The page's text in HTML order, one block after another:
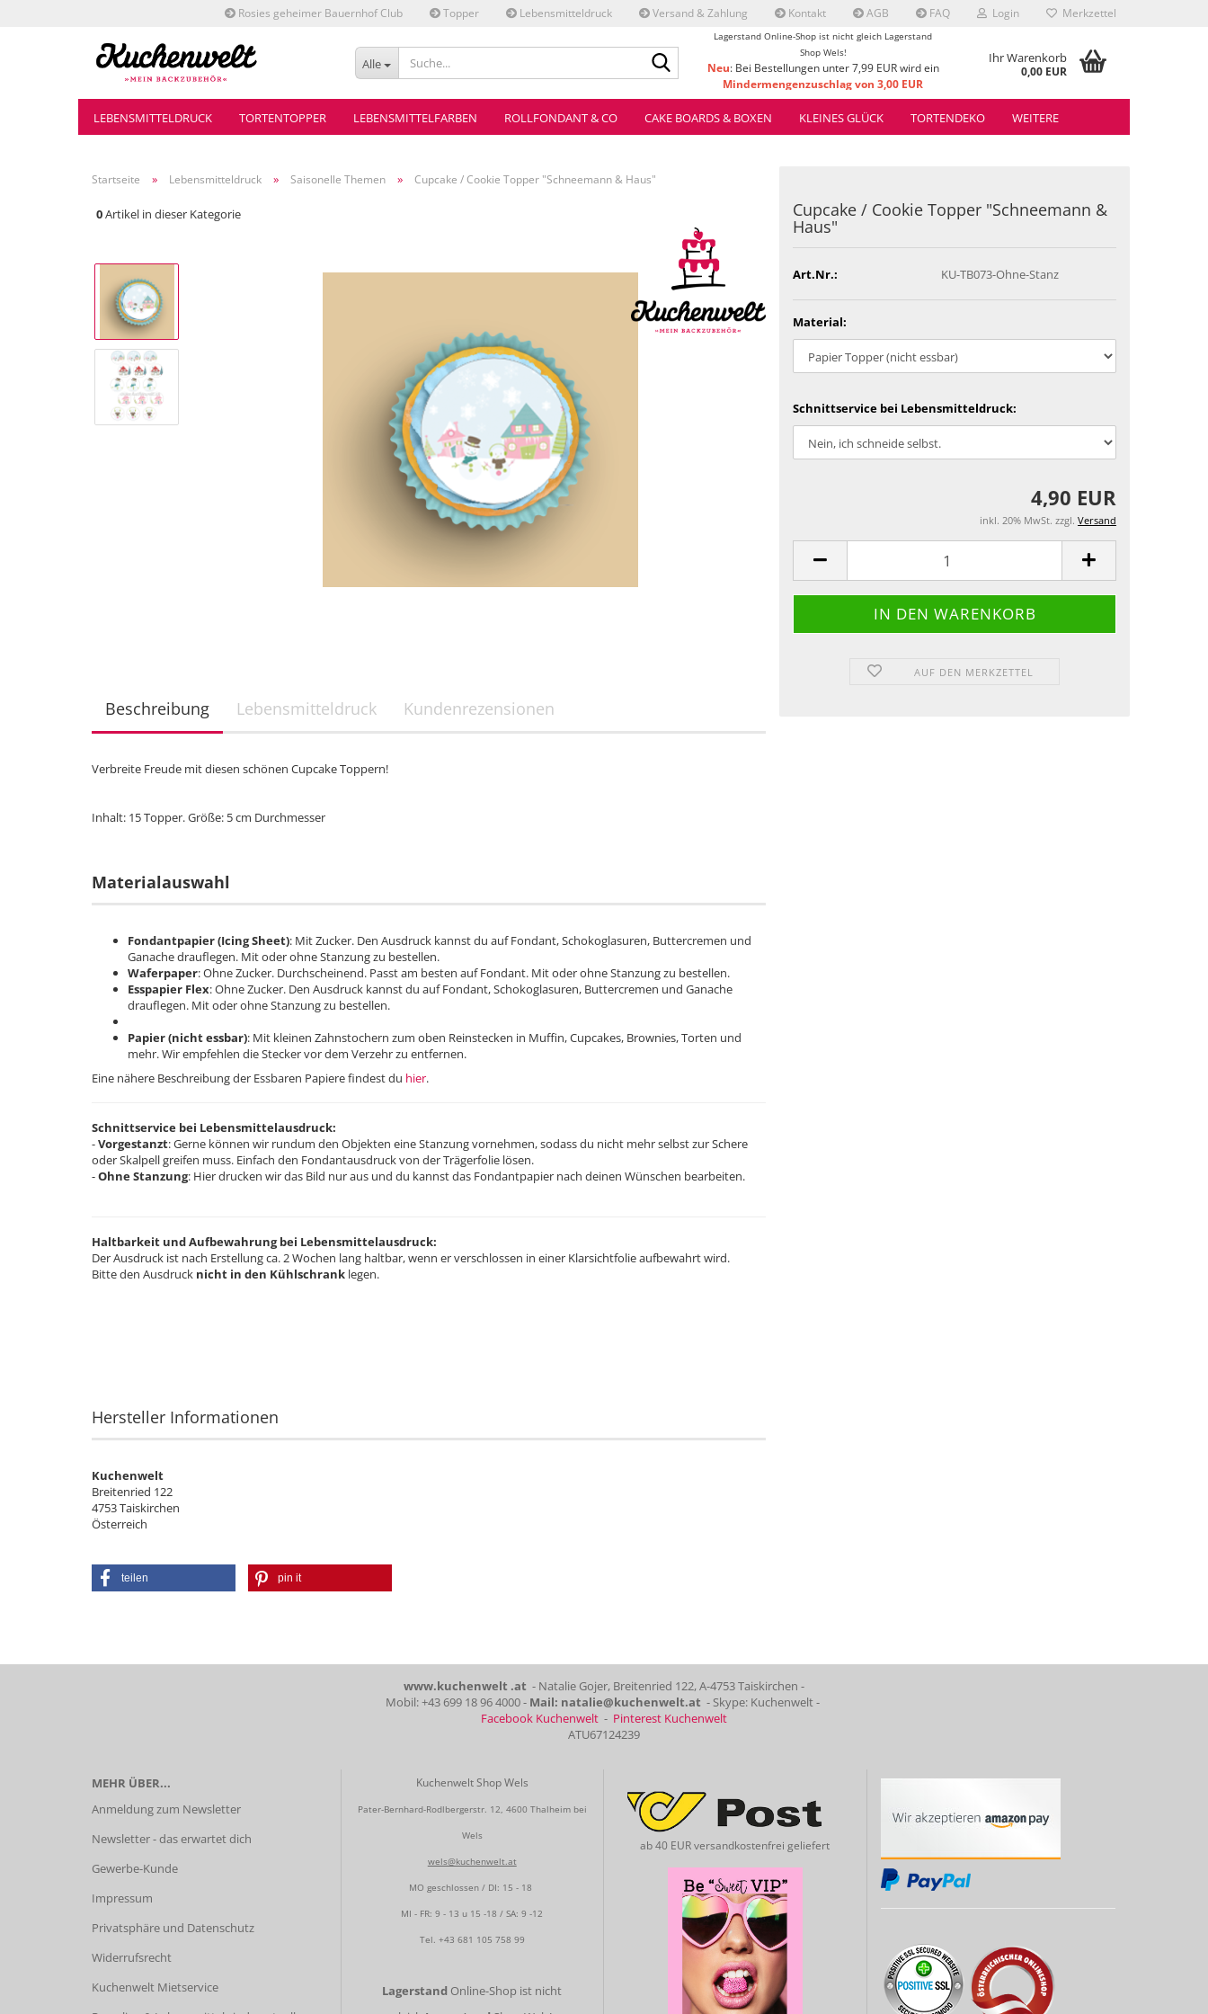
Rosies geheimer Bauernhof Club Topper Lebensmitteldruck Versand & Zahlung Kontakt AGB FAQ Login Merkzettel
Alle
Lagerstand Online-Shop ist nicht gleich Lagerstand
Shop Wels!
Neu: Bei Bestellungen unter 7,99 EUR wird ein
Mindermengenzuschlag von 3,00 EUR
verrechnet.
Ihr Warenkorb
0,00 EUR
LEBENSMITTELDRUCK TORTENTOPPER LEBENSMITTELFARBEN ROLLFONDANT & CO CAKE BOARDS & BOXEN KLEINES GLÜCK TORTENDEKO WEITERE
Startseite » Lebensmitteldruck » Saisonelle Themen » Cupcake / Cookie Topper "Schneemann & Haus"
0Artikel in dieser Kategorie Cupcake / Cookie Topper "Schneemann &
Haus"
Art.Nr.: KU-TB073-Ohne-Stanz
Material:
Schnittservice bei Lebensmitteldruck:
4,90 EUR
inkl. 20% MwSt. zzgl. Versand
AUF DEN MERKZETTEL
Beschreibung Lebensmitteldruck Kundenrezensionen
Verbreite Freude mit diesen schönen Cupcake Toppern!
Inhalt: 15 Topper. Größe: 5 cm Durchmesser
Materialauswahl
Fondantpapier (Icing Sheet): Mit Zucker. Den Ausdruck kannst du auf Fondant, Schokoglasuren, Buttercremen und
Ganache drauflegen. Mit oder ohne Stanzung zu bestellen.
Waferpaper: Ohne Zucker. Durchscheinend. Passt am besten auf Fondant. Mit oder ohne Stanzung zu bestellen.
Esspapier Flex: Ohne Zucker. Den Ausdruck kannst du auf Fondant, Schokoglasuren, Buttercremen und Ganache
drauflegen. Mit oder ohne Stanzung zu bestellen.
Papier (nicht essbar): Mit kleinen Zahnstochern zum oben Reinstecken in Muffin, Cupcakes, Brownies, Torten und
mehr. Wir empfehlen die Stecker vor dem Verzehr zu entfernen.
Eine nähere Beschreibung der Essbaren Papiere findest du hier.
Schnittservice bei Lebensmittelausdruck:
-Vorgestanzt: Gerne können wir rundum den Objekten eine Stanzung vornehmen, sodass du nicht mehr selbst zur Schere
oder Skalpell greifen muss. Einfach den Fondantausdruck von der Trägerfolie lösen.
-Ohne Stanzung: Hier drucken wir das Bild nur aus und du kannst das Fondantpapier nach deinen Wünschen bearbeiten.
Haltbarkeit und Aufbewahrung bei Lebensmittelausdruck:
Der Ausdruck ist nach Erstellung ca. 2 Wochen lang haltbar, wenn er verschlossen in einer Klarsichtfolie aufbewahrt wird.
Bitte den Ausdruck nicht in den Kühlschrank legen.
Hersteller Informationen
Kuchenwelt
Breitenried 122
4753 Taiskirchen
Österreich
teilen pin it
www.kuchenwelt .at - Natalie Gojer, Breitenried 122, A-4753 Taiskirchen -
Mobil: +43 699 18 96 4000 - Mail: natalie@kuchenwelt.at - Skype: Kuchenwelt -
Facebook Kuchenwelt - Pinterest Kuchenwelt
ATU67124239
MEHR ÜBER...
Anmeldung zum Newsletter
Newsletter - das erwartet dich
Gewerbe-Kunde
Impressum
Privatsphäre und Datenschutz
Widerrufsrecht
Kuchenwelt Mietservice
Kuchenwelt Shop Wels
Pater-Bernhard-Rodlbergerstr. 12, 4600 Thalheim bei
Wels
wels@kuchenwelt.at
MO geschlossen / DI: 15 - 18
MI - FR: 9 - 13 u 15 -18 / SA: 9 -12
Tel. +43 681 105 758 99
Lagerstand Online-Shop ist nicht
ab 40 EUR versandkostenfrei geliefert